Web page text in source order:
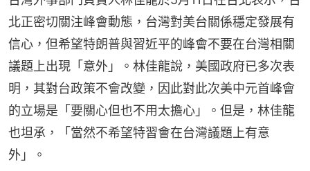
北正密切關注峰會動態，台灣對美台關係穩定發展有
信心，但希望特朗普與習近平的峰會不要在台灣相關
議題上出現「意外」。林佳龍說，美國政府已多次表
明，其對台政策不會改變，因此對此次美中元首峰會
的立場是「要關心但也不用太擔心」。但是，林佳龍
也坦承，「當然不希望特習會在台灣議題上有意
外」。